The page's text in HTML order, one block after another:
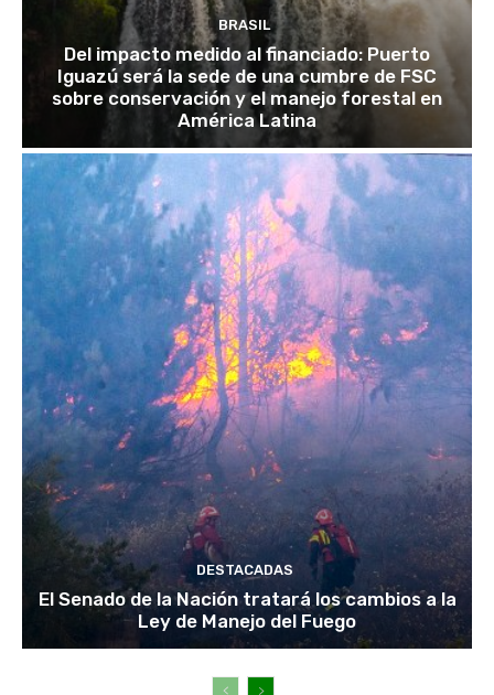
BRASIL
Del impacto medido al financiado: Puerto
Iguazú será la sede de una cumbre de FSC
sobre conservación y el manejo forestal en
América Latina
DESTACADAS
El Senado de la Nación tratará los cambios a la
Ley de Manejo del Fuego